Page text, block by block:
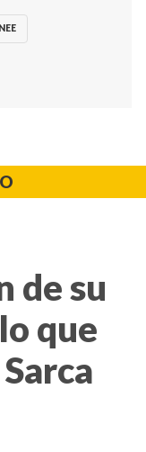
de su
que